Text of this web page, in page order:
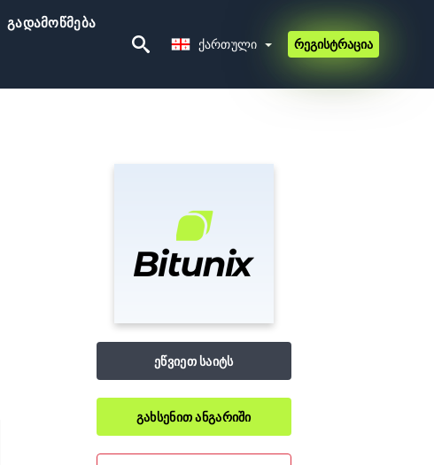
Გადამოწმება
Ქართული რეგისტრაცია
ეწვიეთ საიტს
გახსენით ანგარიში